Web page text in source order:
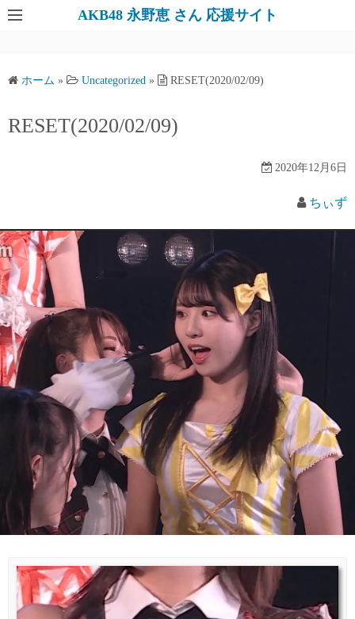
AKB48 永野恵 さん 応援サイト
ホーム » Uncategorized » RESET(2020/02/09)
RESET(2020/02/09)
2020年12月6日
ちぃず